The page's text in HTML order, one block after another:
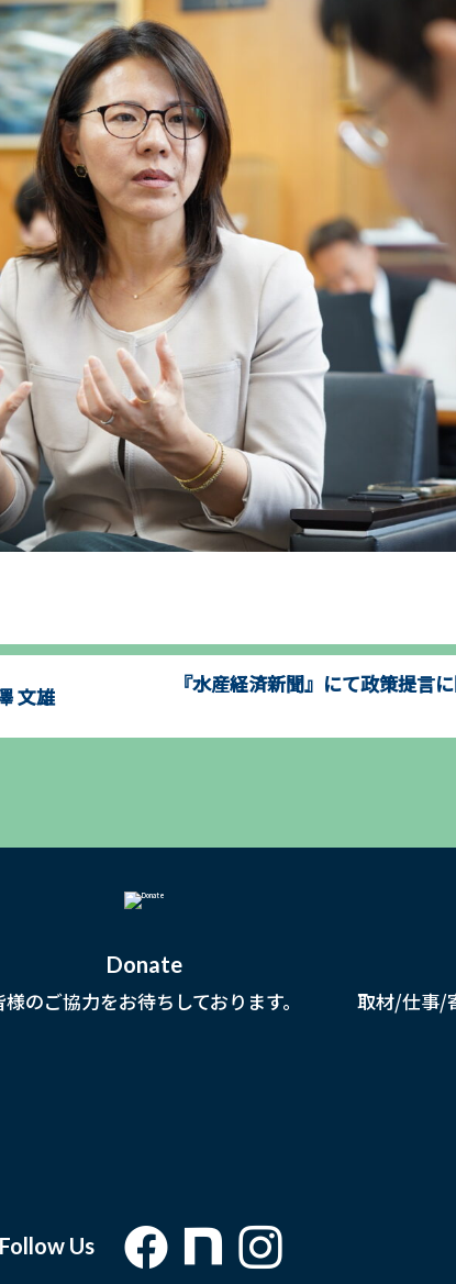
文雄
『水産経済新聞』にて政策提言
Donate
様のご協力をお待ちしております。 取材/仕事/
Follow Us